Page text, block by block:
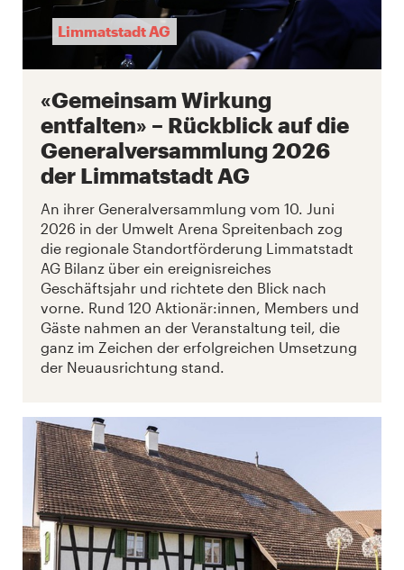
Limmatstadt AG
«Gemeinsam Wirkung
entfalten» – Rückblick auf die
Generalversammlung 2026
der Limmatstadt AG
An ihrer Generalversammlung vom 10. Juni
2026 in der Umwelt Arena Spreitenbach zog
die regionale Standortförderung Limmatstadt
AG Bilanz über ein ereignisreiches
Geschäftsjahr und richtete den Blick nach
vorne. Rund 120 Aktionär:innen, Members und
Gäste nahmen an der Veranstaltung teil, die
ganz im Zeichen der erfolgreichen Umsetzung
der Neuausrichtung stand.